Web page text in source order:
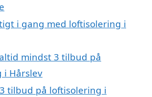
i gang med loftisolering i
mindst 3 tilbud på
i Hårslev
tilbud på loftisolering i